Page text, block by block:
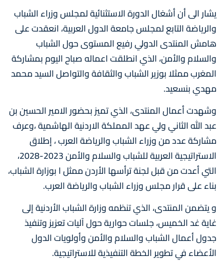
يشار الى أن أشغال الدورة الاستثنائية لمجلس وزراء الشباب
والرياضة التابع لمجلس جامعة الدول العربية، انعقدت على
هامش المنتدى الدولي رفيع المستوى حول الشباب
والسلام والأمن، الذي انطلقت اعماله صباح اليوم بمشاركة
المغرب ممثلا بوزير الشباب والثقافة والتواصل السيد محمد
مهدي بنسعيد.
وشهدت أعمال المنتدى، الذي تميز بحضور الامير الحسين بن
عبد الله الثاني ولي عهد المملكة الاردنية الهاشمية ،وعرف
مشاركة عدد من وزراء الشباب والرياضة العرب ، إطلاق
الاستراتيجية العربية للشباب والسلام والأمن 2023-2028،
التي أعدت من قبل لجنة ترأسها الأردن ممثل ا بوزارة الشباب،
بناء على قرار مجلس وزراء الشباب والرياضة العرب.
و يتضمن المنتدى، الذي تنظمه وزارة الشباب الأردنية إلى
غاية غد الخميس، جلسات حوارية حول آليات تعزيز وتنفيذ
جدول أعمال الشباب والسلام والأمن وأولويات الدول
الأعضاء في تطوير الخطة التنفيذية للاستراتيجية.